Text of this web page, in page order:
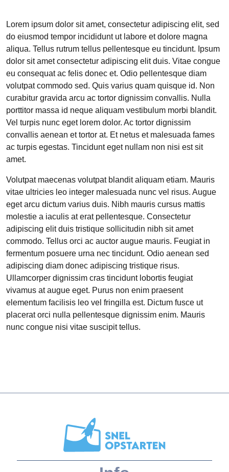
Lorem ipsum dolor sit amet, consectetur adipiscing elit, sed
do eiusmod tempor incididunt ut labore et dolore magna
aliqua. Tellus rutrum tellus pellentesque eu tincidunt. Ipsum
dolor sit amet consectetur adipiscing elit duis. Vitae congue
eu consequat ac felis donec et. Odio pellentesque diam
volutpat commodo sed. Quis varius quam quisque id. Non
curabitur gravida arcu ac tortor dignissim convallis. Nulla
porttitor massa id neque aliquam vestibulum morbi blandit.
Vel turpis nunc eget lorem dolor. Ac tortor dignissim
convallis aenean et tortor at. Et netus et malesuada fames
ac turpis egestas. Tincidunt eget nullam non nisi est sit
amet.
Volutpat maecenas volutpat blandit aliquam etiam. Mauris
vitae ultricies leo integer malesuada nunc vel risus. Augue
eget arcu dictum varius duis. Nibh mauris cursus mattis
molestie a iaculis at erat pellentesque. Consectetur
adipiscing elit duis tristique sollicitudin nibh sit amet
commodo. Tellus orci ac auctor augue mauris. Feugiat in
fermentum posuere urna nec tincidunt. Odio aenean sed
adipiscing diam donec adipiscing tristique risus.
Ullamcorper dignissim cras tincidunt lobortis feugiat
vivamus at augue eget. Purus non enim praesent
elementum facilisis leo vel fringilla est. Dictum fusce ut
placerat orci nulla pellentesque dignissim enim. Mauris
nunc congue nisi vitae suscipit tellus.